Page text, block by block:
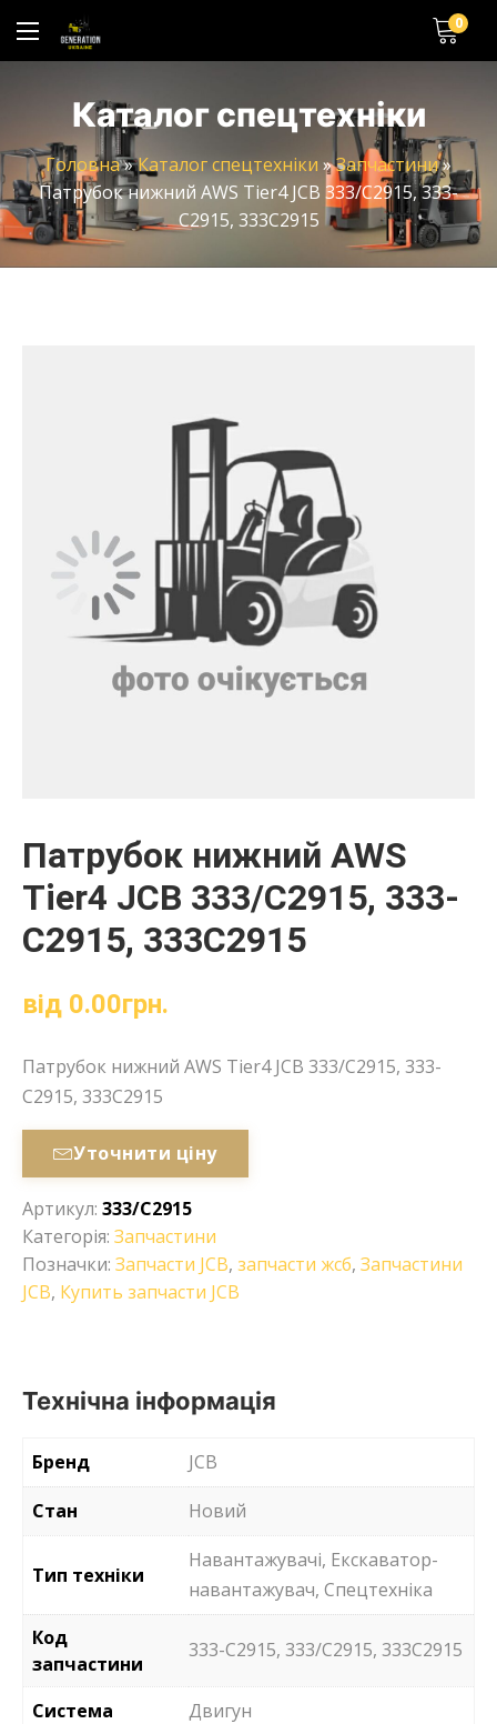
0
Каталог спецтехніки
Головна»Каталог спецтехніки »Запчастини»
Патрубок нижний AWS Tier4 JCB 333/C2915, 333-
C2915, 333C2915
Патрубок нижний AWS
Tier4 JCB 333/C2915, 333-
C2915, 333C2915
від 0.00грн.
Патрубок нижний AWS Tier4 JCB 333/C2915, 333-
C2915, 333C2915
Уточнити ціну
Артикул: 333/C2915
Категорія: Запчастини
Позначки: Запчасти JCB, запчасти жсб, Запчастини
JCB, Купить запчасти JCB
Технічна інформація
Бренд
JCB
Стан
Новий
Тип техніки
Навантажувачі, Екскаватор-
навантажувач, Спецтехніка
Код
запчастини
333-C2915, 333/C2915, 333C2915
Система
Двигун